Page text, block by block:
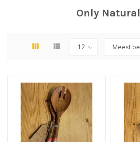
Only Natural